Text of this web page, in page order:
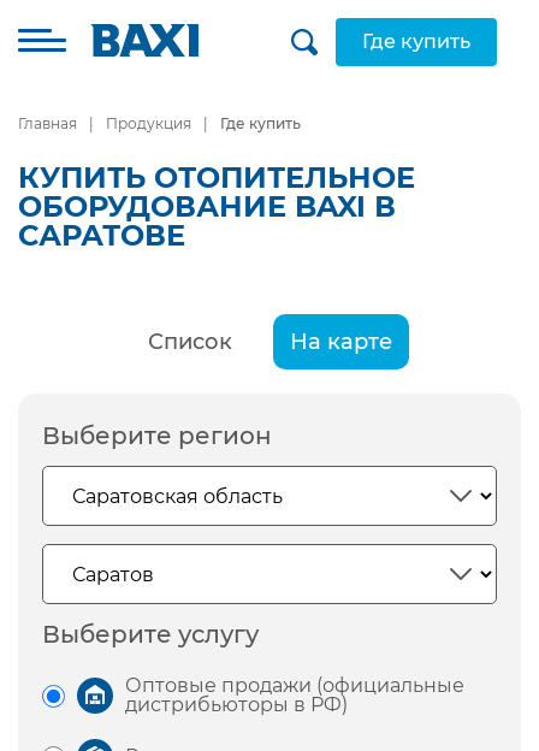
Где купить
Главная Продукция Где купить
КУПИТЬ ОТОПИТЕЛЬНОЕ
ОБОРУДОВАНИЕ BAXI В
САРАТОВЕ
Список На карте
Выберите регион
Выберите услугу
Оптовые продажи (официальные
дистрибьюторы в РФ)